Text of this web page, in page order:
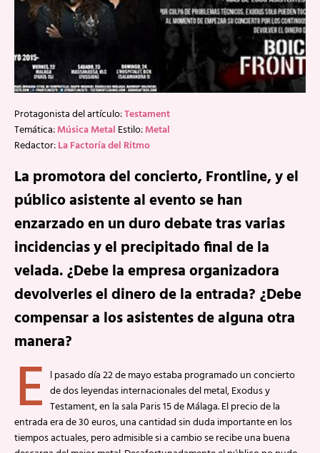
Protagonista del artículo:Testament
Temática:Música Metal Estilo:Metal
Redactor:La Factoría del Ritmo
La promotora del concierto, Frontline, y el
público asistente al evento se han
enzarzado en un duro debate tras varias
incidencias y el precipitado final de la
velada. ¿Debe la empresa organizadora
devolverles el dinero de la entrada? ¿Debe
compensar a los asistentes de alguna otra
manera?
E l pasado día 22 de mayo estaba programado un concierto
de dos leyendas internacionales del metal, Exodus y
Testament, en la sala Paris 15 de Málaga. El precio de la
entrada era de 30 euros, una cantidad sin duda importante en los
tiempos actuales, pero admisible si a cambio se recibe una buena